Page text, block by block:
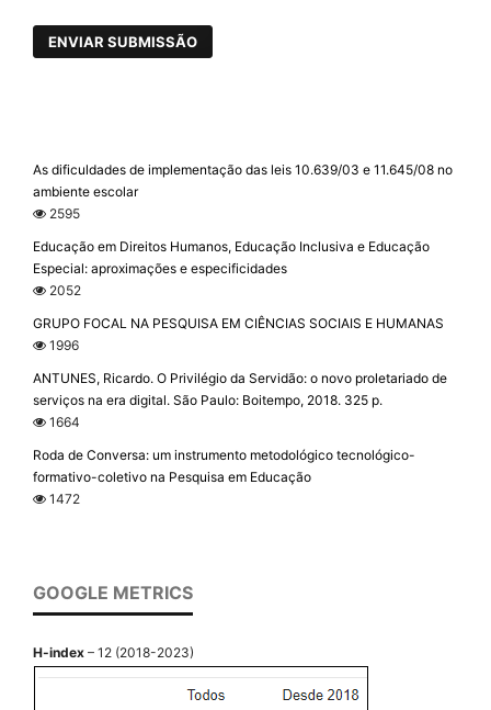
ENVIAR SUBMISSÃO
As dificuldades de implementação das leis 10.639/03 e 11.645/08 no
ambiente escolar
2595
Educação em Direitos Humanos, Educação Inclusiva e Educação
Especial: aproximações e especificidades
2052
GRUPO FOCAL NA PESQUISA EM CIÊNCIAS SOCIAIS E HUMANAS
1996
ANTUNES, Ricardo. O Privilégio da Servidão: o novo proletariado de
serviços na era digital. São Paulo: Boitempo, 2018. 325 p.
1664
Roda de Conversa: um instrumento metodológico tecnológico-
formativo-coletivo na Pesquisa em Educação
1472
GOOGLE METRICS
H-index – 12 (2018-2023)